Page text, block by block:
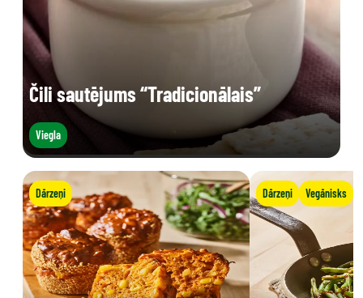
Čili sautējums “Tradicionālais”
Viegla
Dārzeņi Dārzeņi Vegānisks